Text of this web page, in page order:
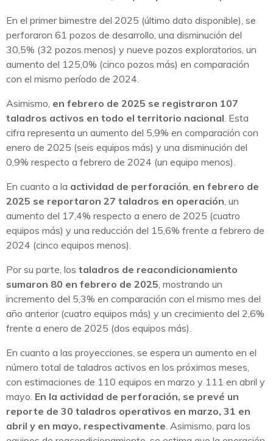
En el primer bimestre del 2025 (último dato disponible), se
perforaron 61 pozos de desarrollo, una disminución del
30,5% (32 pozos menos) y nueve pozos exploratorios, un
aumento del 125,0% (cinco pozos más) en comparación
con el mismo período de 2024.
Asimismo, en febrero de 2025 se registraron 107
taladros activos en todo el territorio nacional. Esta
cifra representa un aumento del 5,9% en comparación con
enero de 2025 (seis equipos más) y una disminución del
0,9% respecto a febrero de 2024 (un equipo menos).
En cuanto a la actividad de perforación, en febrero de
2025 se reportaron 27 taladros en operación, un
aumento del 17,4% respecto a enero de 2025 (cuatro
equipos más) y una reducción del 15,6% frente a febrero de
2024 (cinco equipos menos).
Por su parte, los taladros de reacondicionamiento
sumaron 80 en febrero de 2025, mostrando un
incremento del 5,3% en comparación con el mismo mes del
año anterior (cuatro equipos más) y un crecimiento del 2,6%
frente a enero de 2025 (dos equipos más).
En cuanto a las proyecciones, se espera un aumento en el
número total de taladros activos en los próximos meses,
con estimaciones de 110 equipos en marzo y 111 en abril y
mayo. En la actividad de perforación, se prevé un
reporte de 30 taladros operativos en marzo, 31 en
abril y en mayo, respectivamente. Asimismo, para los